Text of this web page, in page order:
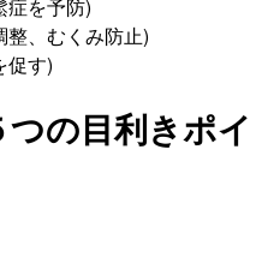
症を予防)
整、むくみ防止)
促す)
の目利きポイ